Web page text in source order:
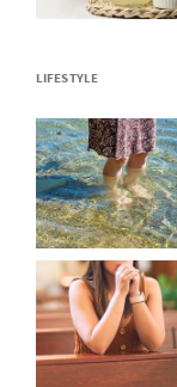
LIFESTYLE